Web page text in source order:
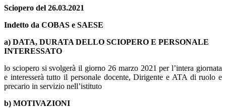
Sciopero del 26.03.2021
Indetto da COBAS e SAESE
a) DATA, DURATA DELLO SCIOPERO E PERSONALE
INTERESSATO
lo sciopero si svolgerà il giorno 26 marzo 2021 per l’intera giornata
e interesserà tutto il personale docente, Dirigente e ATA di ruolo e
precario in servizio nell’istituto
b) MOTIVAZIONI